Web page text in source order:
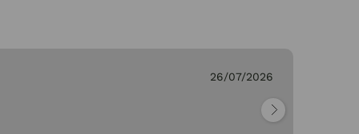
26/07/2026